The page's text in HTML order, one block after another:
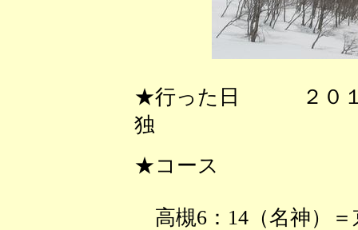
★行った日 ２０１
独
★コース
高槻6：14（名神）＝